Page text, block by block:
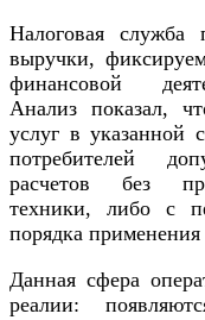
Налоговая служба
выручки,
финансовой
Анализ показал,
услуг в указанной
потребителей
расчетов без
техники, либо с
порядка
Данная сфера
реалии: